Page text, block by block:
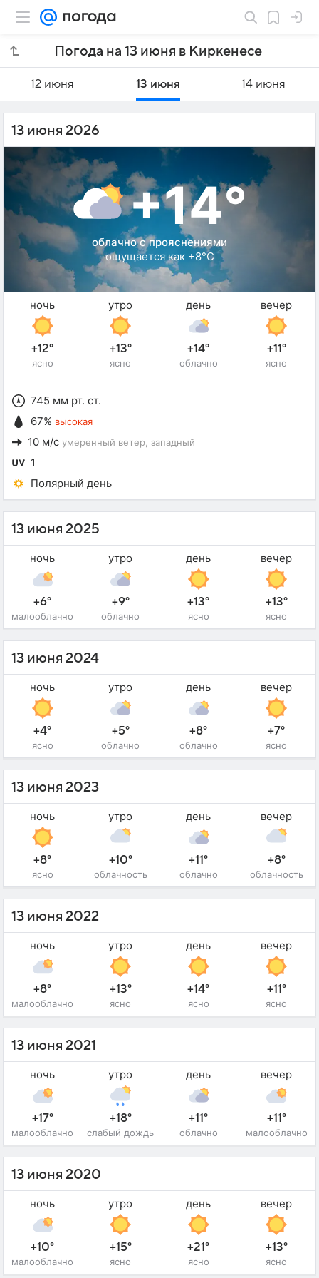
Погода на 13 июня в Киркенесе
12 июня 13 июня 14 июня
13 июня 2026
+14°
облачно с прояснениями
ощущается как +8°C
ночь
+12°
ясно
утро
+13°
ясно
день
+14°
облачно
вечер
+11°
ясно
745 мм рт. ст.
67% высокая
10 м/с умеренный ветер , западный
1
Полярный день
13 июня 2025
ночь
+6°
малооблачно
утро
+9°
облачно
день
+13°
ясно
вечер
+13°
ясно
13 июня 2024
ночь
+4°
ясно
утро
+5°
облачно
день
+8°
облачно
вечер
+7°
ясно
13 июня 2023
ночь
+8°
ясно
утро
+10°
облачность
день
+11°
облачно
вечер
+8°
облачность
13 июня 2022
ночь
+8°
малооблачно
утро
+13°
ясно
день
+14°
ясно
вечер
+11°
ясно
13 июня 2021
ночь
+17°
малооблачно
утро
+18°
слабый дождь
день
+11°
облачно
вечер
+11°
малооблачно
13 июня 2020
ночь
+10°
малооблачно
утро
+15°
ясно
день
+21°
ясно
вечер
+13°
ясно